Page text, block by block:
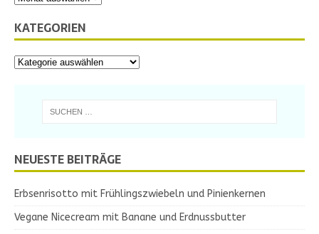
KATEGORIEN
NEUESTE BEITRÄGE
Erbsenrisotto mit Frühlingszwiebeln und Pinienkernen
Vegane Nicecream mit Banane und Erdnussbutter